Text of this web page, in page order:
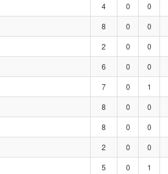
4 0 0
8 0 0
2 0 0
6 0 0
7 0 1
8 0 0
8 0 0
2 0 0
5 0 1